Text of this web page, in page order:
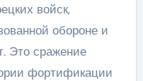
войск,
обороне и
Это сражение
фортификации